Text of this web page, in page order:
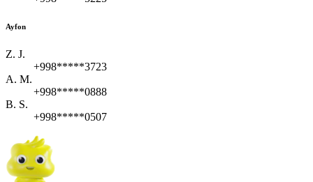
Ayfon
Z. J.
+998*****3723
A. M.
+998*****0888
B. S.
+998*****0507